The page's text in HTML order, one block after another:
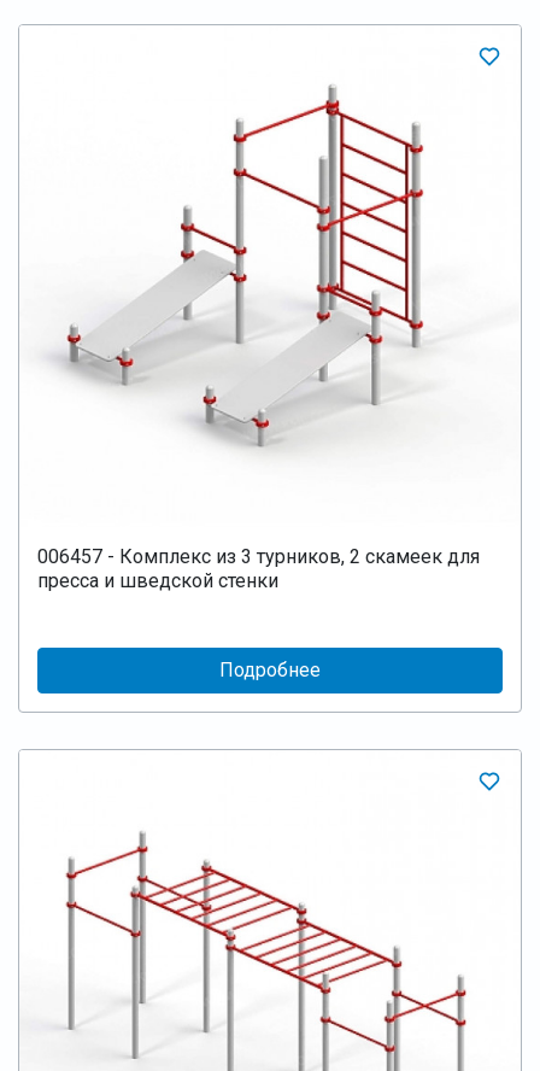
006457 - Комплекс из 3 турников, 2 скамеек для
пресса и шведской стенки
Подробнее